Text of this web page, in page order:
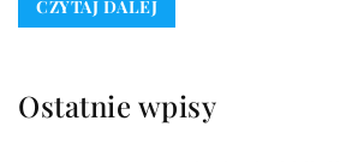
CZYTAJ DALEJ
Ostatnie wpisy